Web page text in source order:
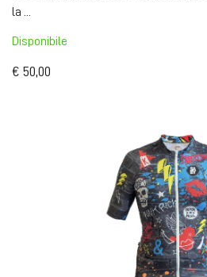
la ...
Disponibile
€ 50,00